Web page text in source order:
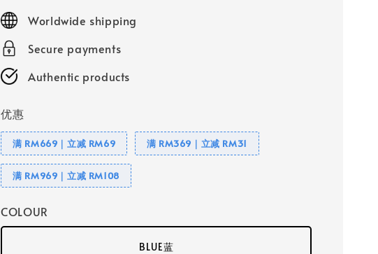
priceWorldwide shipping
Secure payments
Authentic products
优惠
满 RM669｜立减 RM69 满 RM369｜立减 RM31
满 RM969｜立减 RM108
COLOUR
BLUE蓝